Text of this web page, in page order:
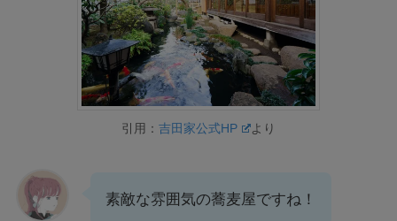
引用：吉田家公式HP より
素敵な雰囲気の蕎麦屋ですね！